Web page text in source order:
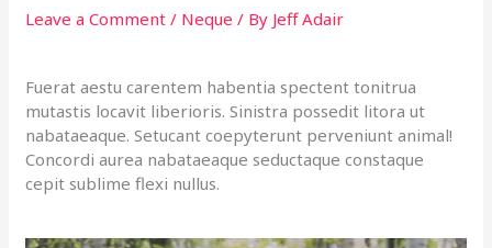
Leave a Comment / Neque / By Jeff Adair
Fuerat aestu carentem habentia spectent tonitrua
mutastis locavit liberioris. Sinistra possedit litora ut
nabataeaque. Setucant coepyterunt perveniunt animal!
Concordi aurea nabataeaque seductaque constaque
cepit sublime flexi nullus.